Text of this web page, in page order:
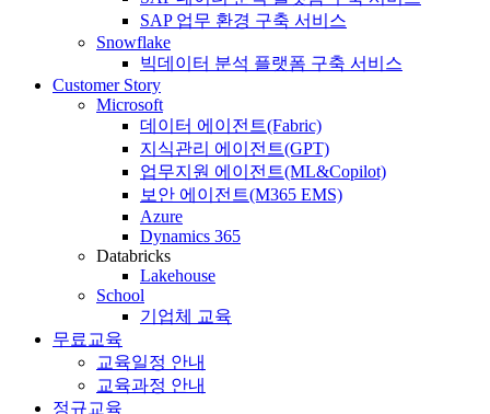
SAP 업무 환경 구축 서비스
Snowflake
빅데이터 분석 플랫폼 구축 서비스
Customer Story
Microsoft
데이터 에이전트(Fabric)
지식관리 에이전트(GPT)
업무지원 에이전트(ML&Copilot)
보안 에이전트(M365 EMS)
Azure
Dynamics 365
Databricks
Lakehouse
School
기업체 교육
무료교육
교육일정 안내
교육과정 안내
정규교육